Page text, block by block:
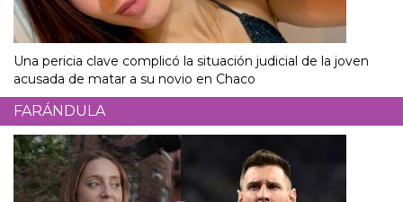
Una pericia clave complicó la situación judicial de la joven
acusada de matar a su novio en Chaco
FARÁNDULA